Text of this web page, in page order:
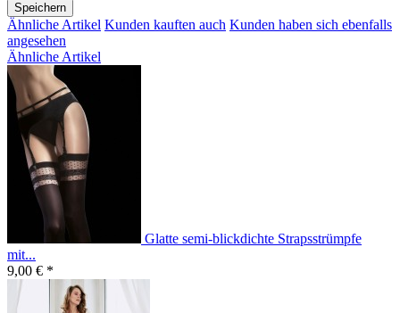
Speichern
Ähnliche Artikel Kunden kauften auch Kunden haben sich ebenfalls
angesehen
Ähnliche Artikel
Glatte semi-blickdichte Strapsstrümpfe
mit...
9,00 € *